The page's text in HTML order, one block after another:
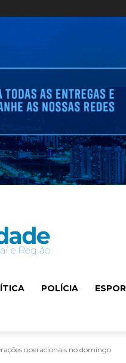
POLÍCIA
operacionais no domingo